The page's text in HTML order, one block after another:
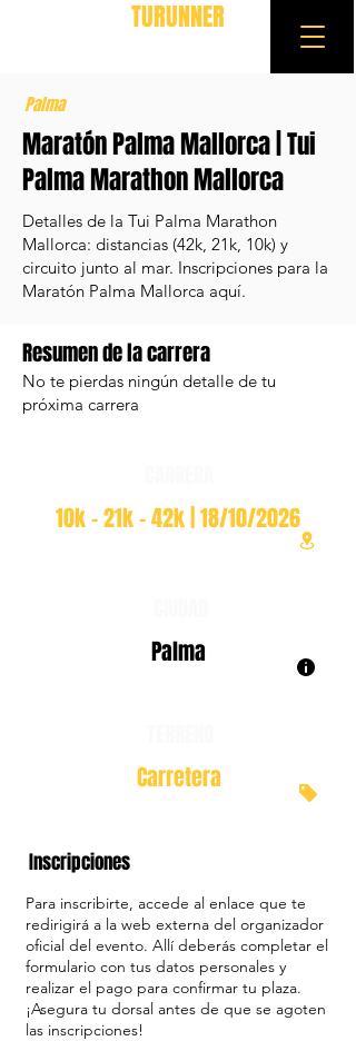
TURUNNER
Palma
Maratón Palma Mallorca | Tui
Palma Marathon Mallorca
Detalles de la Tui Palma Marathon
Mallorca: distancias (42k, 21k, 10k) y
circuito junto al mar. Inscripciones para la
Maratón Palma Mallorca aquí.
Resumen de la carrera
No te pierdas ningún detalle de tu
próxima carrera
10k - 21k - 42k | 18/10/2026
Palma
Carretera
Inscripciones
Para inscribirte, accede al enlace que te
redirigirá a la web externa del organizador
oficial del evento. Allí deberás completar el
formulario con tus datos personales y
realizar el pago para confirmar tu plaza.
¡Asegura tu dorsal antes de que se agoten
las inscripciones!